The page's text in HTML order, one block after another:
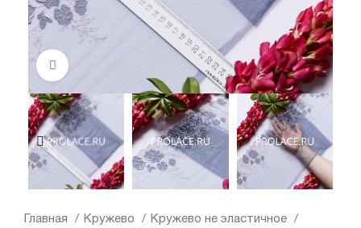
Нажмите, чтобы увеличить
Главная Кружево
Кружево не эластичное